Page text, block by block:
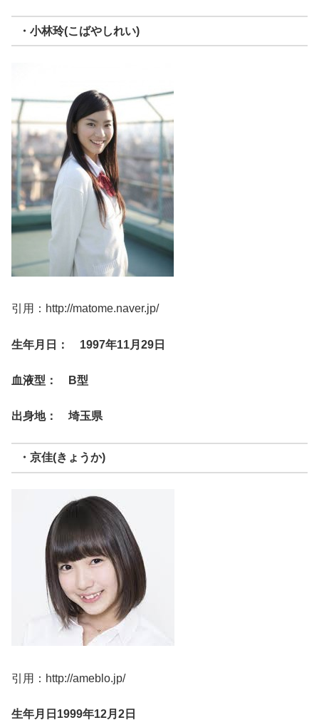
・小林玲(こばやしれい)
引用：http://matome.naver.jp/
生年月日： 1997年11月29日
血液型： B型
出身地： 埼玉県
・京佳(きょうか)
引用：http://ameblo.jp/
生年月日1999年12月2日